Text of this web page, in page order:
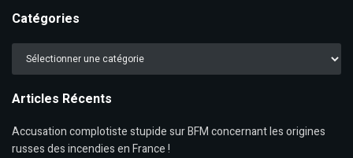
Catégories
Catégories
Articles Récents
Accusation complotiste stupide sur BFM concernant les origines
russes des incendies en France !